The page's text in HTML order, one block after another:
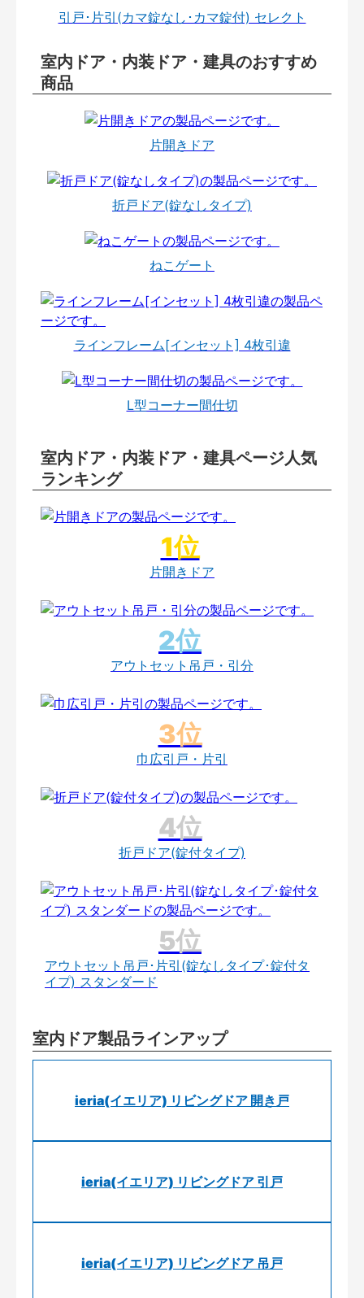
引戸･片引(カマ錠なし･カマ錠付) セレクト
室内ドア・内装ドア・建具のおすすめ
商品
片開きドア
折戸ドア(錠なしタイプ)
ねこゲート
ラインフレーム[インセット] 4枚引違
L型コーナー間仕切
室内ドア・内装ドア・建具ページ人気
ランキング
片開きドア
アウトセット吊戸・引分
巾広引戸・片引
折戸ドア(錠付タイプ)
アウトセット吊戸･片引(錠なしタイプ･錠付タ
イプ) スタンダード
室内ドア製品ラインアップ
ieria(イエリア) リビングドア 開き戸
ieria(イエリア) リビングドア 引戸
ieria(イエリア) リビングドア 吊戸